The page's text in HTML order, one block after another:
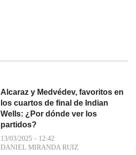
Alcaraz y Medvédev, favoritos en
los cuartos de final de Indian
Wells: ¿Por dónde ver los
partidos?
13/03/2025 - 12:42
DANIEL MIRANDA RUIZ